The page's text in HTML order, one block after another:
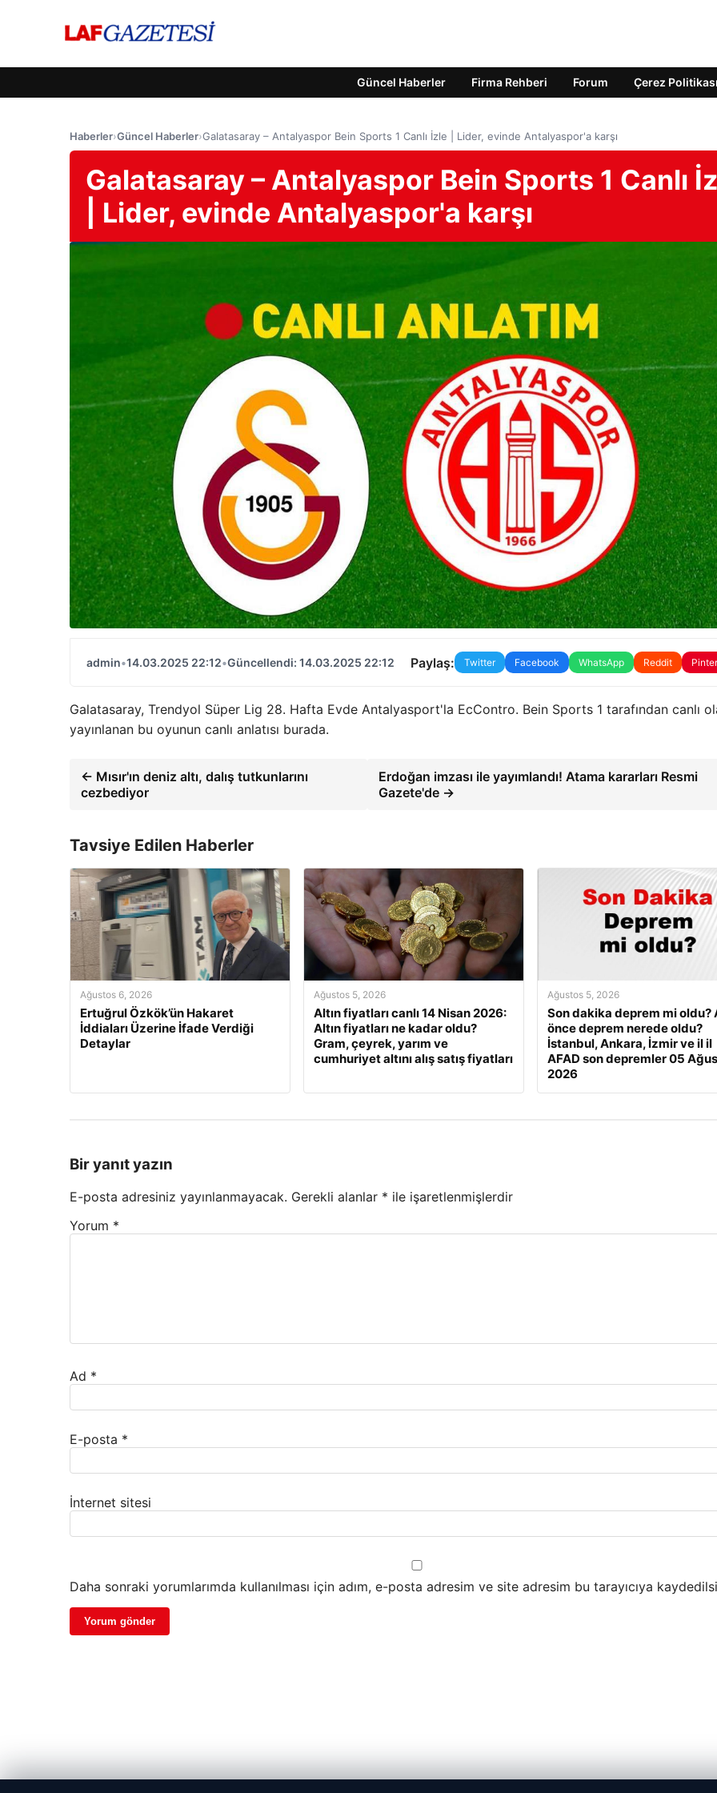
Güncel Haberler Firma Rehberi Forum Çerez Politikası
Haberler›Güncel Haberler›Galatasaray – Antalyaspor Bein Sports 1 Canlı İzle | Lider, evinde Antalyaspor'a karşı
Galatasaray – Antalyaspor Bein Sports 1 Canlı
| Lider, evinde Antalyaspor'a karşı
admin•14.03.2025 22:12•Güncellendi: 14.03.2025 22:12 Paylaş: Twitter Facebook WhatsApp Reddit
Galatasaray, Trendyol Süper Lig 28. Hafta Evde Antalyasport'la EcContro. Bein Sports 1 tarafından canlı
yayınlanan bu oyunun canlı anlatısı burada.
← Mısır'ın deniz altı, dalış tutkunlarını
cezbediyor
Erdoğan imzası ile yayımlandı! Atama kararları Resmi
Gazete'de →
Tavsiye Edilen Haberler
Ağustos 6, 2026
Ertuğrul Özkök’ün Hakaret
İddiaları Üzerine İfade Verdiği
Detaylar
Ağustos 5, 2026
Altın fiyatları canlı 14 Nisan 2026:
Altın fiyatları ne kadar oldu?
Gram, çeyrek, yarım ve
cumhuriyet altını alış satış fiyatları
Ağustos 5, 2026
Son dakika deprem mi oldu?
önce deprem nerede oldu?
İstanbul, Ankara, İzmir ve il il
AFAD son depremler 05
2026
Bir yanıt yazın
E-posta adresiniz yayınlanmayacak. Gerekli alanlar * ile işaretlenmişlerdir
Yorum *
Ad *
E-posta *
İnternet sitesi
Daha sonraki yorumlarımda kullanılması için adım, e-posta adresim ve site adresim bu tarayıcıya